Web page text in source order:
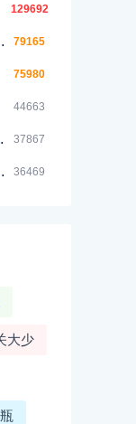
129692
集][MKV] 79165
75980
44663
925MB] 37867
集][MKV] 36469
大少